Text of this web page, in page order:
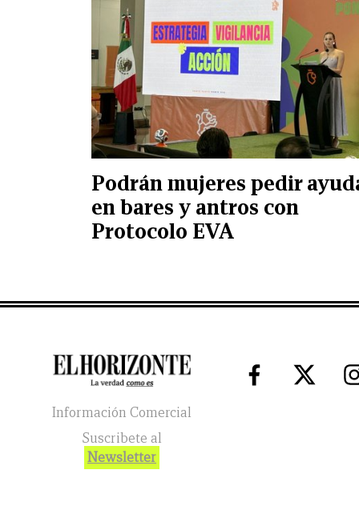
Podrán mujeres pedir
en bares y antros con
Protocolo EVA
Información Comercial
Suscribete al
Newsletter